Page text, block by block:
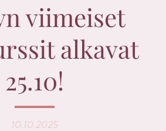
viimeiset
alkavat
25.10!
10.10.2025